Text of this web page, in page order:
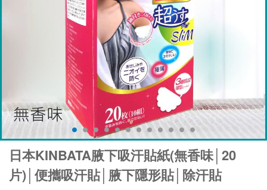
日本KINBATA腋下吸汗貼紙(無香味│20
片)│便攜吸汗貼│腋下隱形貼│除汗貼